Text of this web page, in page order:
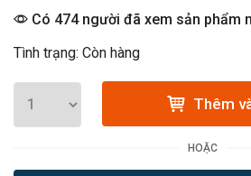
Có 474 người đã xem sản phẩm
Tình trạng: Còn hàng
Thêm
HOẶC